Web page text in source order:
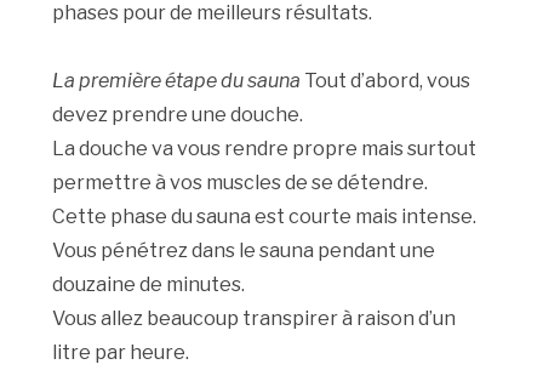
phases pour de meilleurs résultats.
La première étape du sauna Tout d’abord, vous
devez prendre une douche.
La douche va vous rendre propre mais surtout
permettre à vos muscles de se détendre.
Cette phase du sauna est courte mais intense.
Vous pénétrez dans le sauna pendant une
douzaine de minutes.
Vous allez beaucoup transpirer à raison d’un
litre par heure.